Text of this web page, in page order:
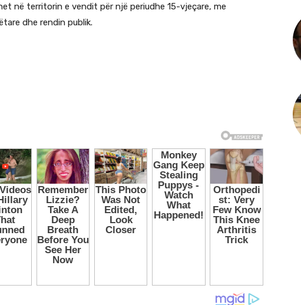
në territorin e vendit për një periudhe 15-vjeçare, me
dhe rendin publik.